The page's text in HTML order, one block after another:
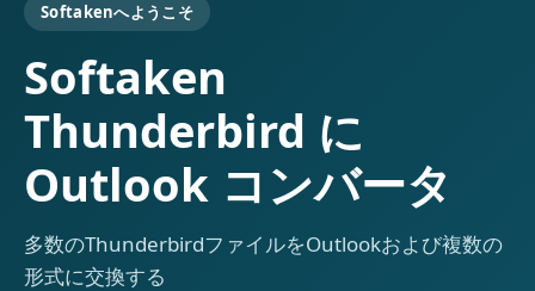
Softakenへようこそ
Softaken
Thunderbird に
Outlook コンバータ
多数のThunderbirdファイルをOutlookおよび複数の
形式に交換する